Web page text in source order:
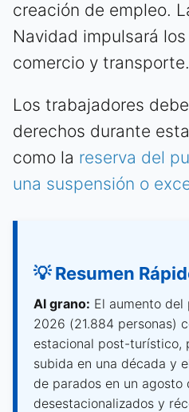
creación de empleo.
Navidad impulsará
comercio y transporte.
Los trabajadores
derechos durante
como la reserva del
una suspensión o
💡 Resumen
Al grano: El aumento
2026 (21.884 personas)
estacional post-turístico,
subida en una década y
de parados en un
desestacionalizados y